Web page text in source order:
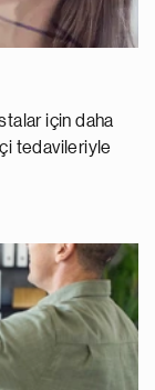
için daha
tedavileriyle